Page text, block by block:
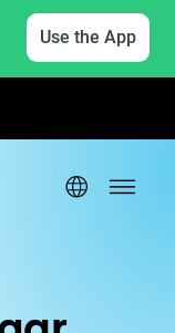
Use the App